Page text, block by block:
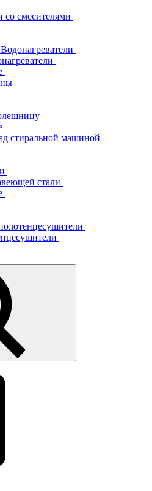
смесителями
стиральной машиной
стали